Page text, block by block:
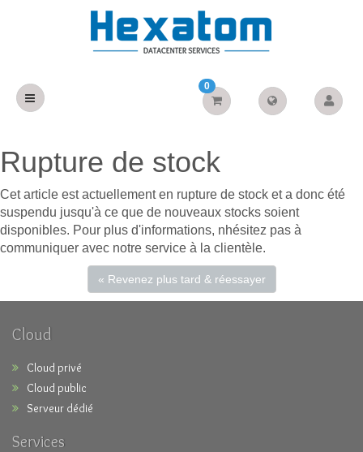
0
Rupture de stock
Cet article est actuellement en rupture de stock et a donc été
suspendu jusqu'à ce que de nouveaux stocks soient
disponibles. Pour plus d'informations, nhésitez pas à
communiquer avec notre service à la clientèle.
« Revenez plus tard & réessayer
Cloud
Cloud privé
Cloud public
Serveur dédié
Services